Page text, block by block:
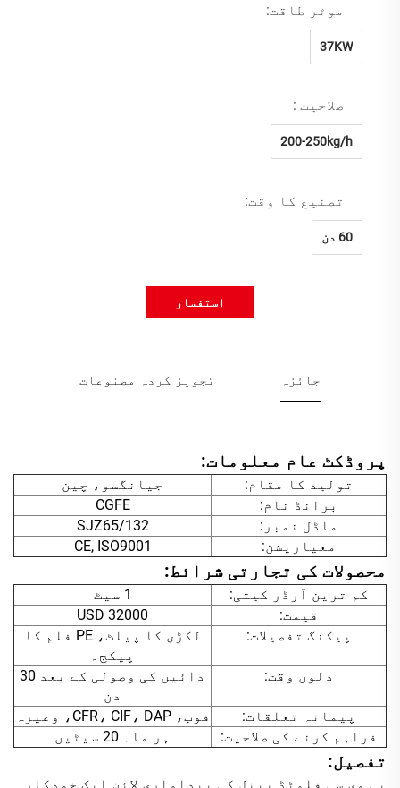
موٹر طاقت:
37KW
صلاحیت :
200-250kg/h
تصنیع کا وقت:
60 دن
استفسار
جائزہ تجویز کردہ مصنوعات
پروڈکٹ عام معلومات:
تولید کا مقام:
جیانگسو، چین
برانڈ نام:
CGFE
ماڈل نمبر:
SJZ65/132
معیاریشن:
CE, ISO9001
محصولات کی تجارتی شرائط:
کم ترین آرڈر کیتی:
1 سیٹ
قیمت:
USD 32000
پیکنگ تفصیلات:
لکڑی کا پیلٹ، PE فلم کا
پیکج۔
دلوں وقت:
دائیں کی وصولی کے بعد 30
دن
پیمانہ تعلقات:
فوب، CFR، CIF، DAP، وغیرہ
فراہم کرنے کی صلاحیت:
ہر ماہ 20 سیٹیں
تفصیل:
پی وی سی فلوٹڈ پینل کی پیداواری لائن ایک خودکار